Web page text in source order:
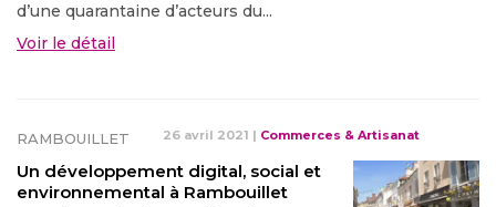
d’une quarantaine d’acteurs du...
Voir le détail
RAMBOUILLET 26 avril 2021 | Commerces & Artisanat
Un développement digital, social et
environnemental à Rambouillet